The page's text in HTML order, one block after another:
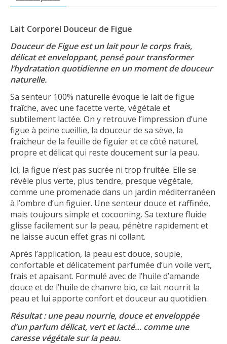
Lait Corporel Douceur de Figue
Douceur de Figue est un lait pour le corps frais,
délicat et enveloppant, pensé pour transformer
l’hydratation quotidienne en un moment de douceur
naturelle.
Sa senteur 100% naturelle évoque le lait de figue
fraîche, avec une facette verte, végétale et
subtilement lactée. On y retrouve l’impression d’une
figue à peine cueillie, la douceur de sa sève, la
fraîcheur de la feuille de figuier et ce côté naturel,
propre et délicat qui reste doucement sur la peau.
Ici, la figue n’est pas sucrée ni trop fruitée. Elle se
révèle plus verte, plus tendre, presque végétale,
comme une promenade dans un jardin méditerranéen
à l’ombre d’un figuier. Une senteur douce et raffinée,
mais toujours simple et cocooning. Sa texture fluide
glisse facilement sur la peau, pénètre rapidement et
ne laisse aucun effet gras ni collant.
Après l’application, la peau est douce, souple,
confortable et délicatement parfumée d’un voile vert,
frais et apaisant. Formulé avec de l’huile d’amande
douce et de l’huile de chanvre bio, ce lait nourrit la
peau et lui apporte confort et douceur au quotidien.
Résultat : une peau nourrie, douce et enveloppée
d’un parfum délicat, vert et lacté… comme une
caresse végétale sur la peau.